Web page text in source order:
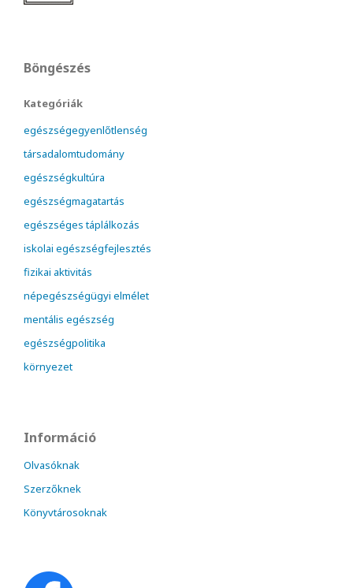
Böngészés
Kategóriák
egészségegyenlőtlenség
társadalomtudomány
egészségkultúra
egészségmagatartás
egészséges táplálkozás
iskolai egészségfejlesztés
fizikai aktivitás
népegészségügyi elmélet
mentális egészség
egészségpolitika
környezet
Információ
Olvasóknak
Szerzőknek
Könyvtárosoknak